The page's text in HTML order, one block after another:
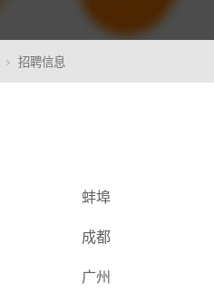
招聘信息
蚌埠
成都
广州